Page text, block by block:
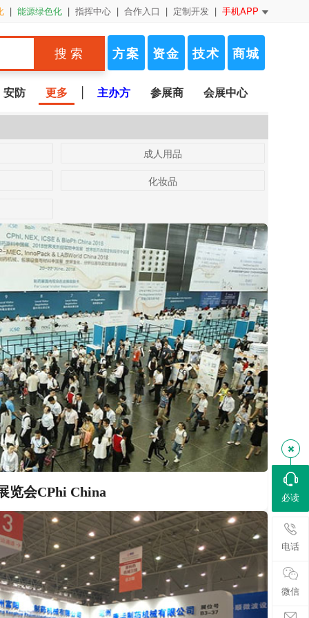
| 能源绿色化 | 指挥中心 | 合作入口 | 定制开发 | 手机APP
搜 索 方案 资金 技术 商城
安防 更多 | 主办方 参展商 会展中心
成人用品
化妆品
览会CPhi China 必读
电话
微信